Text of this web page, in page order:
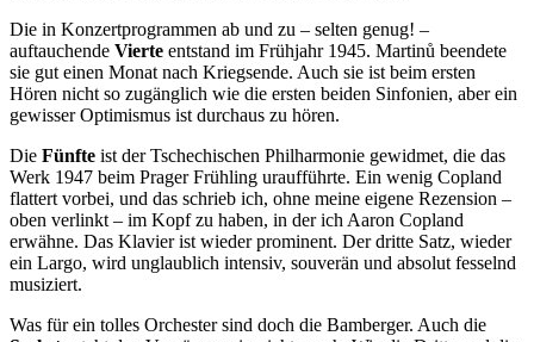
Die in Konzertprogrammen ab und zu – selten genug! –
auftauchende Vierte entstand im Frühjahr 1945. Martinů beendete
sie gut einen Monat nach Kriegsende. Auch sie ist beim ersten
Hören nicht so zugänglich wie die ersten beiden Sinfonien, aber ein
gewisser Optimismus ist durchaus zu hören.
Die Fünfte ist der Tschechischen Philharmonie gewidmet, die das
Werk 1947 beim Prager Frühling uraufführte. Ein wenig Copland
flattert vorbei, und das schrieb ich, ohne meine eigene Rezension –
oben verlinkt – im Kopf zu haben, in der ich Aaron Copland
erwähne. Das Klavier ist wieder prominent. Der dritte Satz, wieder
ein Largo, wird unglaublich intensiv, souverän und absolut fesselnd
musiziert.
Was für ein tolles Orchester sind doch die Bamberger. Auch die